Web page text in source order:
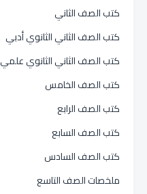
كتب الصف الثاني
كتب الصف الثاني الثانوي أدبي
كتب الصف الثاني الثانوي علمي
كتب الصف الخامس
كتب الصف الرابع
كتب الصف السابع
كتب الصف السادس
ملخصات الصف التاسع